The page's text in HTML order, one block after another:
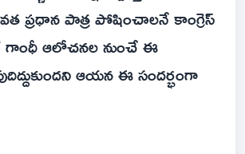
ప్రధాన పాత్ర పోషించాలనే కాంగ్రెస్
గాంధీ ఆలోచనల నుంచే ఈ
ఆయన ఈ సందర్భంగా